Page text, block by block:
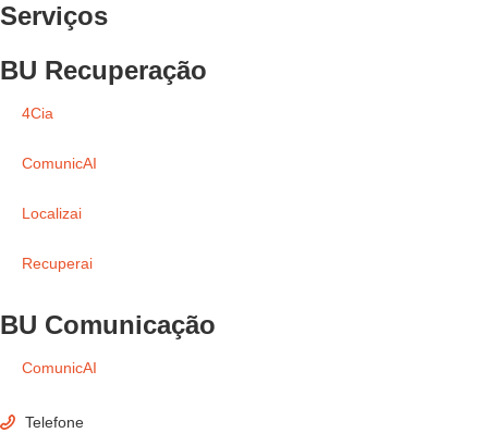
Serviços
BU Recuperação
4Cia
ComunicAI
Localizai
Recuperai
BU Comunicação
ComunicAI
Telefone